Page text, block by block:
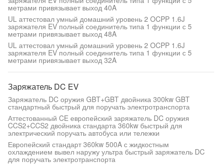
метрами привязывает выход 40A
UL аттестовал умный домашний уровень 2 OCPP 1.6J
заряжателя EV полный соединитель типа 1 функции с 5
метрами привязывает выход 48A
UL аттестовал умный домашний уровень 2 OCPP 1.6J
заряжателя EV полный соединитель типа 1 функции с 5
метрами привязывает выход 32A
Заряжатель DC EV
Заряжатель DC оружия GBT+GBT двойника 300kw GBT
стандартный быстрый для поручать электротранспорта
Аттестованный CE европейский заряжатель DC оружия
CCS2+CCS2 двойника стандарта 360kw быстрый для
электрический поручать автобуса или тележки
Европейский стандарт 360kw 500A с жидкостным
охлаждением вывел наружу ультра быстрый заряжатель DC
для поручать электротранспорта